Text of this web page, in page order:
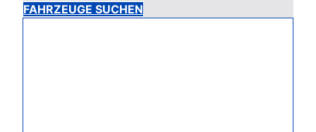
FAHRZEUGE SUCHEN